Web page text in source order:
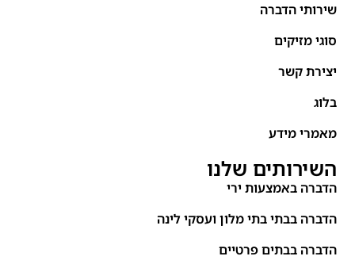
שירותי הדברה
סוגי מזיקים
יצירת קשר
בלוג
מאמרי מידע
השירותים שלנו
הדברה באמצעות ירי
הדברה בבתי בתי מלון ועסקי לינה
הדברה בבתים פרטיים